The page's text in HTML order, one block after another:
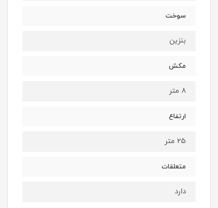
سوخت
بنزین
مکش
8 متر
ارتفاع
25 متر
متعلقات
دارد